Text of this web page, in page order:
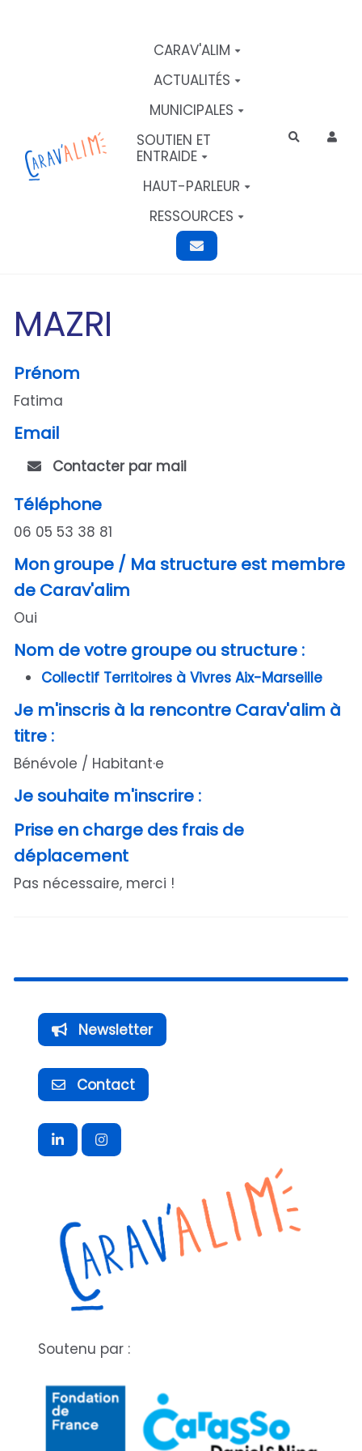
CARAV'ALIM
ACTUALITÉS
MUNICIPALES
SOUTIEN ET
ENTRAIDE
HAUT-PARLEUR
RESSOURCES
Rechercher
MAZRI
Prénom
Fatima
Email
Contacter par mail
Téléphone
06 05 53 38 81
Mon groupe / Ma structure est membre
de Carav'alim
Oui
Nom de votre groupe ou structure :
Collectif Territoires à Vivres Aix-Marseille
Je m'inscris à la rencontre Carav'alim à
titre :
Bénévole / Habitant·e
Je souhaite m'inscrire :
Prise en charge des frais de
déplacement
Pas nécessaire, merci !
Newsletter
Contact
Soutenu par :